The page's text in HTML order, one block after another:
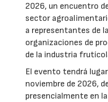
2026, un encuentro
sector
a representantes de
organizaciones de
de la industria
El evento tendrá
noviembre de 2026,
presencialmente en